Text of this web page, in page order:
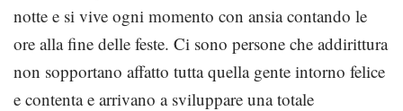
notte e si vive ogni momento con ansia contando le
ore alla fine delle feste. Ci sono persone che addirittura
non sopportano affatto tutta quella gente intorno felice
e contenta e arrivano a sviluppare una totale